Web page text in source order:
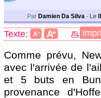
Par Damien Da Silva - Le
Texte: A- A+
Comme prévu,
avec l'arrivée de
et 5 buts en
provenance